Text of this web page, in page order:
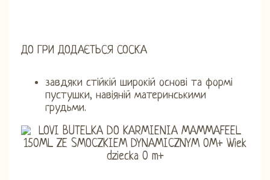
ДО ГРИ ДОДАЄТЬСЯ СОСКА
завдяки стійкій широкій основі та формі
пустушки, навіяній материнськими
грудьми.